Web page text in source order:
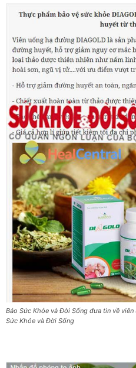
Báo Sức Khỏe và Đời Sống đưa tin về
Sức Khỏe và Đời Sống